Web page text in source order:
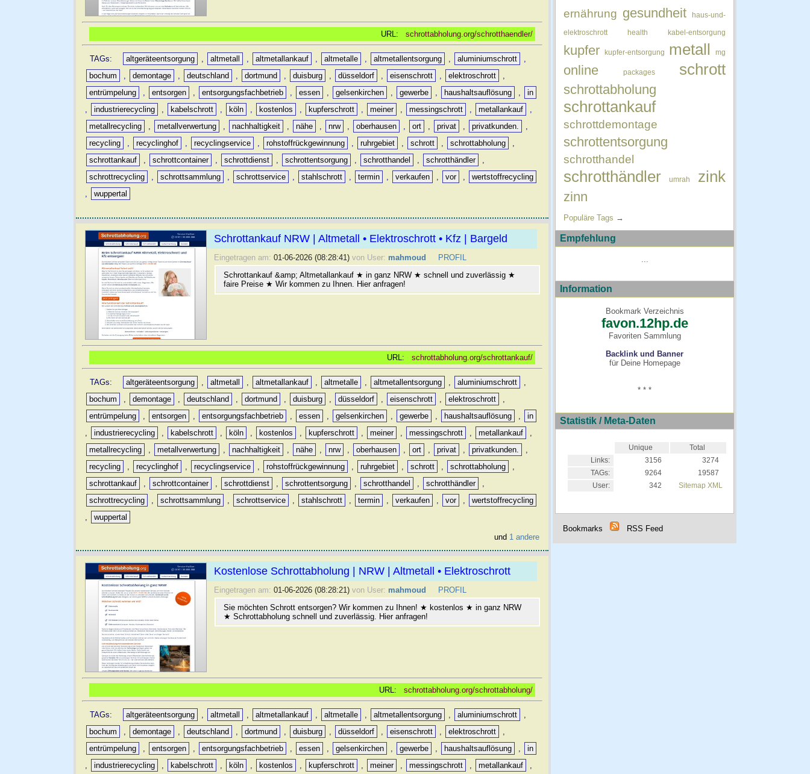
URL: schrottabholung.org/schrotthaendler/
TAGs: altgeräteentsorgung , altmetall , altmetallankauf , altmetalle , altmetallentsorgung , aluminiumschrott
,
bochum
, demontage , deutschland , dortmund , duisburg , düsseldorf , eisenschrott , elektroschrott
,
entrümpelung
, entsorgen , entsorgungsfachbetrieb , essen , gelsenkirchen , gewerbe , haushaltsauflösung ,
in
,
industrierecycling , kabelschrott , köln , kostenlos , kupferschrott , meiner , messingschrott , metallankauf
,
metallrecycling
, metallverwertung , nachhaltigkeit , nähe , nrw , oberhausen , ort , privat , privatkunden.
,
recycling
, recyclinghof , recyclingservice , rohstoffrückgewinnung , ruhrgebiet , schrott , schrottabholung
,
schrottankauf
, schrottcontainer , schrottdienst , schrottentsorgung , schrotthandel , schrotthändler
,
schrottrecycling
, schrottsammlung , schrottservice , stahlschrott , termin , verkaufen , vor ,
wertstoffrecycling
,
wuppertal
Schrottankauf NRW | Altmetall • Elektroschrott • Kfz | Bargeld
Eingetragen am: 01-06-2026 (08:28:41) von User: mahmoud
PROFIL
Schrottankauf &amp; Altmetallankauf ★ in ganz NRW ★ schnell und zuverlässig ★
faire Preise ★ Wir kommen zu Ihnen. Hier anfragen!
URL: schrottabholung.org/schrottankauf/
TAGs: altgeräteentsorgung , altmetall , altmetallankauf , altmetalle , altmetallentsorgung , aluminiumschrott
,
bochum
, demontage , deutschland , dortmund , duisburg , düsseldorf , eisenschrott , elektroschrott
,
entrümpelung
, entsorgen , entsorgungsfachbetrieb , essen , gelsenkirchen , gewerbe , haushaltsauflösung ,
in
,
industrierecycling , kabelschrott , köln , kostenlos , kupferschrott , meiner , messingschrott , metallankauf
,
metallrecycling
, metallverwertung , nachhaltigkeit , nähe , nrw , oberhausen , ort , privat , privatkunden.
,
recycling
, recyclinghof , recyclingservice , rohstoffrückgewinnung , ruhrgebiet , schrott , schrottabholung
,
schrottankauf
, schrottcontainer , schrottdienst , schrottentsorgung , schrotthandel , schrotthändler
,
schrottrecycling
, schrottsammlung , schrottservice , stahlschrott , termin , verkaufen , vor ,
wertstoffrecycling
,
wuppertal
und 1 andere
Kostenlose Schrottabholung | NRW | Altmetall • Elektroschrott
Eingetragen am: 01-06-2026 (08:28:21) von User: mahmoud
PROFIL
Sie möchten Schrott entsorgen? Wir kommen zu Ihnen! ★ kostenlos ★ in ganz NRW
★ Schrottabholung schnell und zuverlässig. Hier anfragen!
URL: schrottabholung.org/schrottabholung/
TAGs: altgeräteentsorgung , altmetall , altmetallankauf , altmetalle , altmetallentsorgung , aluminiumschrott
,
bochum
, demontage , deutschland , dortmund , duisburg , düsseldorf , eisenschrott , elektroschrott
,
entrümpelung
, entsorgen , entsorgungsfachbetrieb , essen , gelsenkirchen , gewerbe , haushaltsauflösung ,
in
,
industrierecycling , kabelschrott , köln , kostenlos , kupferschrott , meiner , messingschrott , metallankauf
,
ernährung gesundheit haus-und-
elektroschrott health kabel-entsorgung
kupfer kupfer-entsorgung metall mg
online packages schrott
schrottabholung
schrottankauf
schrottdemontage
schrottentsorgung
schrotthandel
schrotthändler umrah zink
zinn
Populäre Tags →
Empfehlung
Information
Bookmark Verzeichnis
favon.12hp.de
Favoriten Sammlung
Backlink und Banner
für Deine Homepage
* * *
Statistik / Meta-Daten
Unique
Total
Links:
3156
3274
TAGs:
9264
19587
User:
342 Sitemap XML
Bookmarks RSS Feed